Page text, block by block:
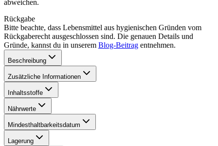
abweichen.
Rückgabe
Bitte beachte, dass Lebensmittel aus hygienischen Gründen vom
Rückgaberecht ausgeschlossen sind. Die genauen Details und
Gründe, kannst du in unserem Blog-Beitrag entnehmen.
Beschreibung
Zusätzliche Informationen
Inhaltsstoffe
Nährwerte
Mindesthaltbarkeitsdatum
Lagerung